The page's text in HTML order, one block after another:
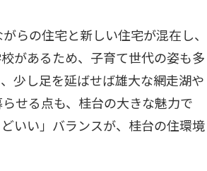
らの住宅と新しい住宅が混在し、
があるため、子育て世代の姿も多
少し足を延ばせば雄大な網走湖や
せる点も、桂台の大きな魅力で
いい」バランスが、桂台の住環境